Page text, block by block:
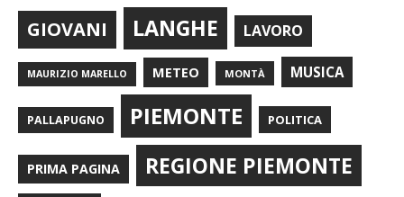
GIOVANI LANGHE LAVORO
MAURIZIO MARELLO METEO MONTÀ MUSICA
PALLAPUGNO PIEMONTE POLITICA
PRIMA PAGINA REGIONE PIEMONTE